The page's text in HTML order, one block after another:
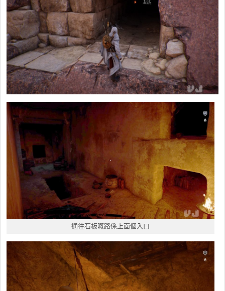
通往石板嘅路係上面個入口